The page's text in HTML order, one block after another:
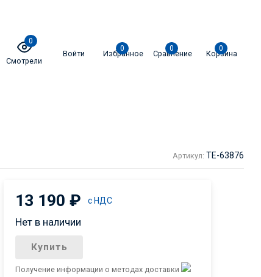
0
Смотрели
Войти
0
Избранное
0
Сравнение
0
Корзина
Артикул: TE-63876
13 190₽ с НДС
Нет в наличии
Купить
Получение информации о методах доставки